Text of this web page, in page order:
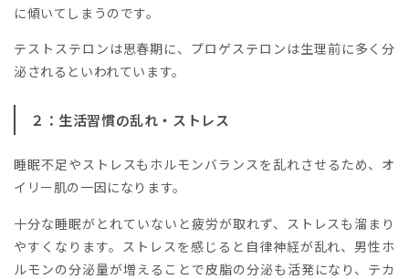
に傾いてしまうのです。
テストステロンは思春期に、プロゲステロンは生理前に多く分
泌されるといわれています。
２：生活習慣の乱れ・ストレス
睡眠不足やストレスもホルモンバランスを乱れさせるため、オ
イリー肌の一因になります。
十分な睡眠がとれていないと疲労が取れず、ストレスも溜まり
やすくなります。ストレスを感じると自律神経が乱れ、男性ホ
ルモンの分泌量が増えることで皮脂の分泌も活発になり、テカ